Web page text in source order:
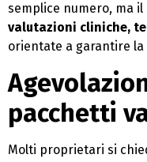
semplice numero, ma
valutazioni cliniche,
orientate a garantire
pacchetti
Molti proprietari si